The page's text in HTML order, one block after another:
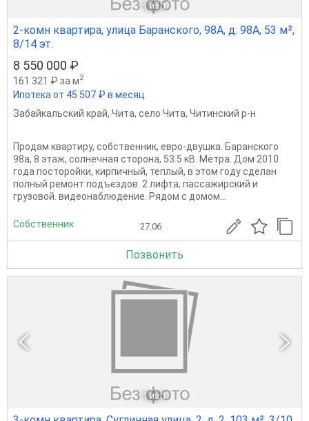
1 из 1
2-комн квартира, улица Баранского, 98А, д. 98А, 53 м²,
8/14 эт.
8 550 000 ₽
161 321 ₽ за м2
Ипотека от 45 507 ₽ в месяц
Забайкальский край, Чита, село Чита, Читинский р-н
Продам квартиру, собственник, евро-двушка. Баранского
98а, 8 этаж, солнечная сторона, 53.5 кВ. Метра. Дом 2010
года посторойки, кирпичный, теплый, в этом году сделан
полный ремонт подъездов. 2 лифта, пассажирский и
грузовой. видеонаблюдение. Рядом с домом...
Собственник 27.06
Позвонить
1 из 1